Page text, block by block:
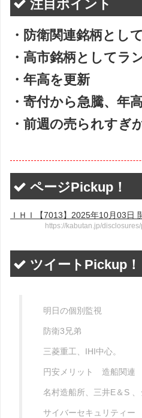
注目ポイント
・防衛関連銘柄とし
・高市銘柄としてラ
・年高を更新
・寄付から急騰、年
・前週の売られすぎ
ページPickup！
ＩＨＩ【7013】2025年10月03日
https://kabutan.jp/
ツイートPickup！
明日の個別監視
防衛3兄弟
三菱重工、IHI中心。
円安メリット 造船関連
名村造船所、三井E＆S
サイバーセキュリティー